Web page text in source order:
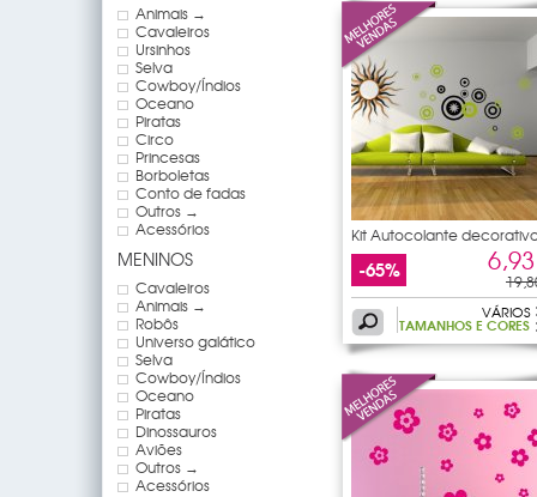
Animais →
Cavaleiros
Ursinhos
Selva
Cowboy/Índios
Oceano
Piratas
Circo
Princesas
Borboletas
Conto de fadas
Outros →
Acessórios
MENINOS
Cavaleiros
Animais →
Robôs
Universo galático
Selva
Cowboy/Índios
Oceano
Piratas
Dinossauros
Aviões
Outros →
Acessórios
Kit Autocolante
12
-65%
VÁRIOS
TAMANHOS E CORES